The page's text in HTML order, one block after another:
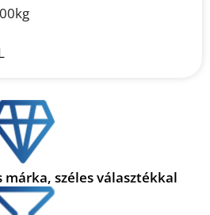
márka, széles választékkal